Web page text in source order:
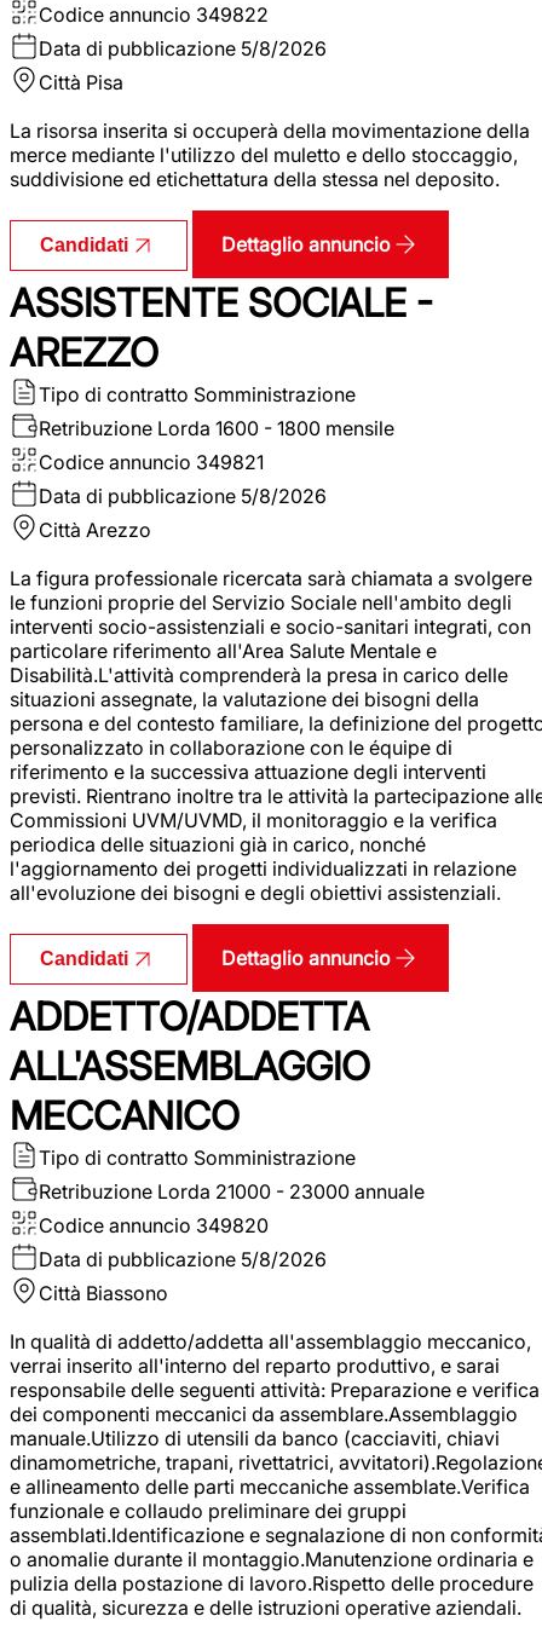
Codice annuncio 349822
Data di pubblicazione 5/8/2026
Città Pisa
La risorsa inserita si occuperà della movimentazione della
merce mediante l'utilizzo del muletto e dello stoccaggio,
suddivisione ed etichettatura della stessa nel deposito.
Candidati Dettaglio annuncio
ASSISTENTE SOCIALE -
AREZZO
Tipo di contratto Somministrazione
Retribuzione Lorda 1600 - 1800 mensile
Codice annuncio 349821
Data di pubblicazione 5/8/2026
Città Arezzo
La figura professionale ricercata sarà chiamata a svolgere
le funzioni proprie del Servizio Sociale nell'ambito degli
interventi socio-assistenziali e socio-sanitari integrati, con
particolare riferimento all'Area Salute Mentale e
Disabilità.L'attività comprenderà la presa in carico delle
situazioni assegnate, la valutazione dei bisogni della
persona e del contesto familiare, la definizione del
personalizzato in collaborazione con le équipe di
riferimento e la successiva attuazione degli interventi
previsti. Rientrano inoltre tra le attività la partecipazione
Commissioni UVM/UVMD, il monitoraggio e la verifica
periodica delle situazioni già in carico, nonché
l'aggiornamento dei progetti individualizzati in relazione
all'evoluzione dei bisogni e degli obiettivi assistenziali.
Candidati Dettaglio annuncio
ADDETTO/ADDETTA
ALL'ASSEMBLAGGIO
MECCANICO
Tipo di contratto Somministrazione
Retribuzione Lorda 21000 - 23000 annuale
Codice annuncio 349820
Data di pubblicazione 5/8/2026
Città Biassono
In qualità di addetto/addetta all'assemblaggio meccanico,
verrai inserito all'interno del reparto produttivo, e sarai
responsabile delle seguenti attività: Preparazione e verifica
dei componenti meccanici da assemblare.Assemblaggio
manuale.Utilizzo di utensili da banco (cacciaviti, chiavi
dinamometriche, trapani, rivettatrici,
e allineamento delle parti meccaniche assemblate.Verifica
funzionale e collaudo preliminare dei gruppi
assemblati.Identificazione e segnalazione di non
o anomalie durante il montaggio.Manutenzione ordinaria e
pulizia della postazione di lavoro.Rispetto delle procedure
di qualità, sicurezza e delle istruzioni operative aziendali.